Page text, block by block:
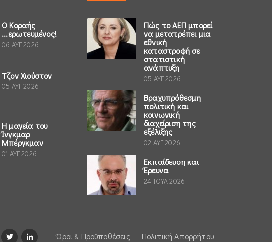
Ο Κοραής
...ερωτευμένος!
06 ΑΥΓ 2026
Τζον Χιούστον
05 ΑΥΓ 2026
Η μαγεία του
Ίνγκμαρ
Μπέργκμαν
01 ΑΥΓ 2026
Πώς το ΑΕΠ μπορεί
να μετατρέπει μια
εθνική
καταστροφή σε
στατιστική
ανάπτυξη
05 ΑΥΓ 2026
Βραχυπρόθεσμη
πολιτική και
κοινωνική
διαχείριση της
εξέλιξης
02 ΑΥΓ 2026
Εκπαίδευση και
Έρευνα
24 ΙΟΥΛ 2026
Όροι & Προϋποθέσεις Πολιτική Απορρήτου